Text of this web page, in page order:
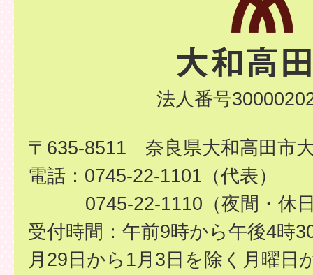
法人番号
〒635-8511 奈良県大和高田市
電話：0745-22-1101（代表）
0745-22-1110（夜間・休
受付時間：午前9時から午後4時
月29日から1月3日を除く月曜日